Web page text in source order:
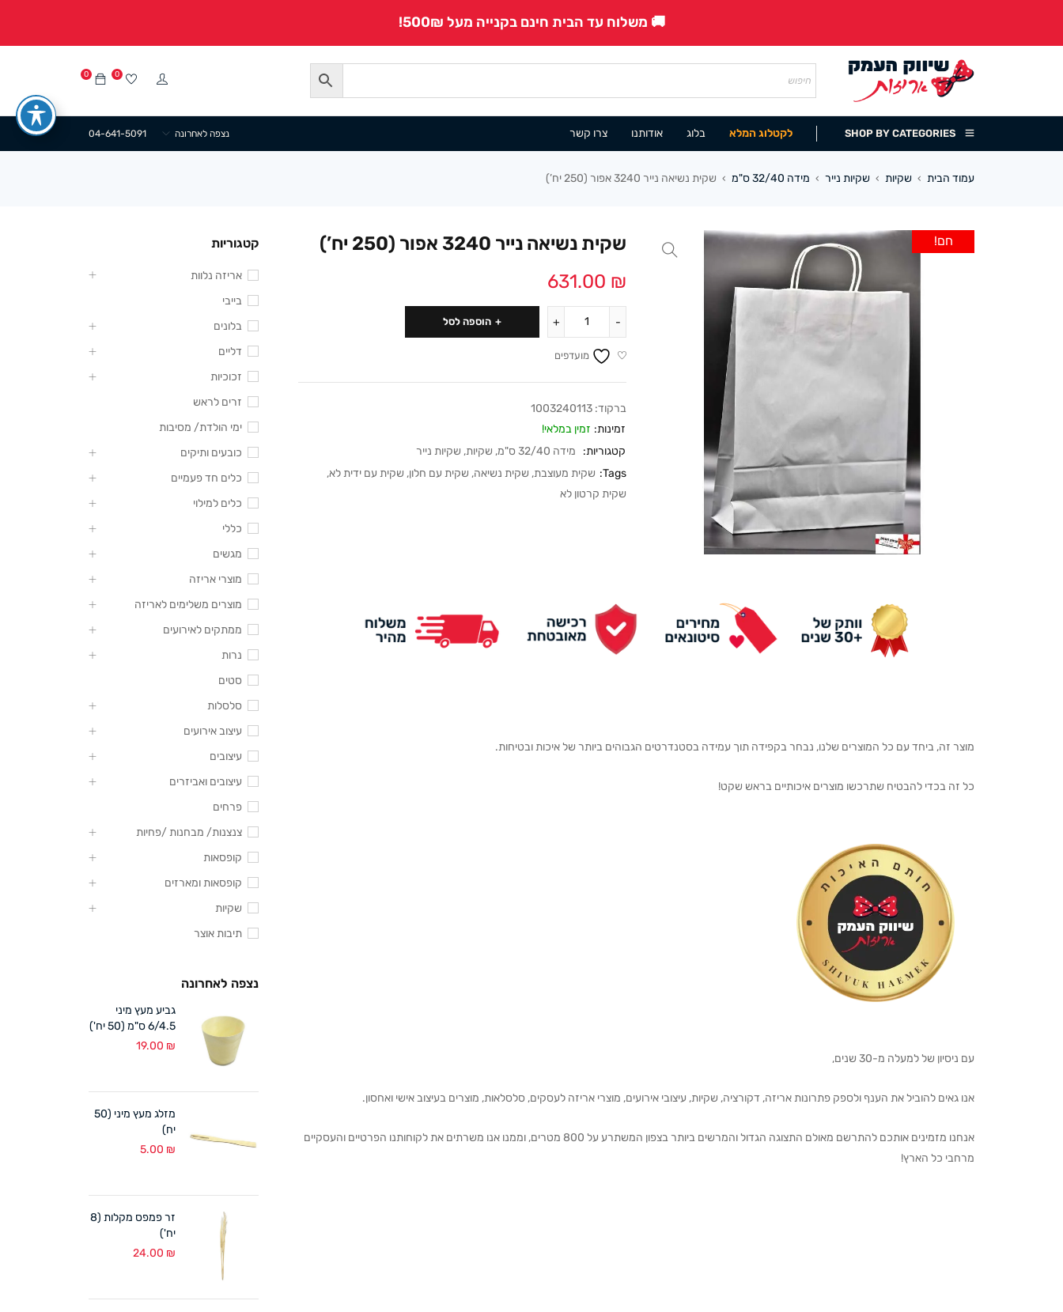
🚚 משלוח עד הבית חינם בקנייה מעל 500₪!
0 0
SHOP BY CATEGORIES לקטלוג המלא בלוג אודותנו צרו קשר 04-641-5091 נצפה לאחרונה
עמוד הבית › שקיות › שקיות נייר › מידה 32/40 ס"מ › שקית נשיאה נייר 3240 אפור (250 יח’)
חם!
שקית נשיאה נייר 3240 אפור (250 יח’)
631.00 ₪
הוספה לסל
מועדפים
ברקוד: 1003240113
זמינות: זמין במלאי!
קטגוריות:
מידה 32/40 ס"מ , שקיות, שקיות נייר
Tags: שקית מעוצבת, שקית נשיאה, שקית עם חלון, שקית עם ידית לא,
שקית קרטון לא
מוצר זה, ביחד עם כל המוצרים שלנו, נבחר בקפידה תוך עמידה בסטנדרטים הגבוהים ביותר של איכות ובטיחות.
כל זה בכדי להבטיח שתרכשו מוצרים איכותיים בראש שקט!
עם ניסיון של למעלה מ-30 שנים,
אנו גאים להוביל את הענף ולספק פתרונות אריזה, דקורציה, שקיות, עיצובי אירועים, מוצרי אריזה לעסקים, סלסלאות, מוצרים בעיצוב אישי ואחסון.
אנחנו מזמינים אותכם להתרשם מאולם התצוגה הגדול והמרשים ביותר בצפון המשתרע על 800 מטרים, וממנו אנו משרתים את לקוחותנו הפרטיים והעסקיים
מרחבי כל הארץ!
קטגוריות
אריזה נלוות
בייבי
בלונים
דליים
זכוכיות
זרים לראש
ימי הולדת/ מסיבות
כובעים ותיקים
כלים חד פעמיים
כלים למילוי
כללי
מגשים
מוצרי אריזה
מוצרים משלימים לאריזה
ממתקים לאירועים
נרות
סטים
סלסלות
עיצוב אירועים
עיצובים
עיצובים ואביזרים
פרחים
צנצנות/ מבחנות /פחיות
קופסאות
קופסאות ומארזים
שקיות
תיבות אוצר
נצפה לאחרונה
גביע מעץ מיני
6/4.5 ס"מ (50 יח')
19.00 ₪
מזלג מעץ מיני (50
יח)
5.00 ₪
זר פמפס מקלות (8
יח')
24.00 ₪